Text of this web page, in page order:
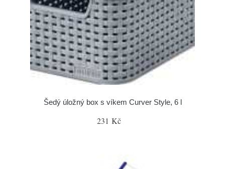
Šedý úložný box s víkem Curver Style, 6 l
231 Kč